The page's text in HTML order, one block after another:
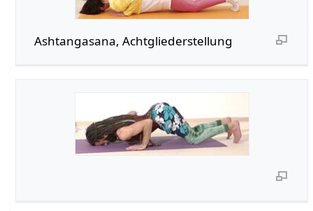
Ashtangasana, Achtgliederstellung